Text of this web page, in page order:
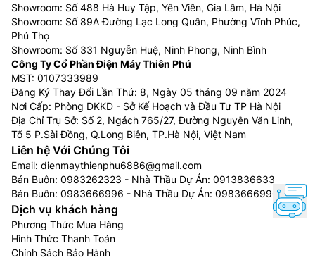
ngựa): Phù hợp với phòng có diện tích 21m2 –
30m2
Điều hòa 24.000 BTU (tương đương 2,5 HP hay
2,5 ngựa):Phù hợp với phòng có diện tích 31m2 –
40m3
Bên cạnh đó, hiện nay điều hòa, máy lạnh không chỉ
dừng lại ở chức năng làm mát hay sưởi ấm thông
thường mà còn có rất nhiều các chế độ thông minh
khác như chế độ gió thổi, chế độ hoạt động êm ái, chế
độ làm khô, hút ẩm không khí, chế độ làm lạnh nhanh,
chế độ đuổi muỗi, chế độ kiểm soát độ ẩm tránh mất
nước cho da, chế độ khử mùi kháng khuẩn, chế độ lọc
bụi… Vì thế, người dùng cũng nên lựa chọn các tính
năng phù hợp, cần thiết nhất, tránh lãng phí.
Showroom: Số 488 Hà Huy Tập, Yên Viên, Gia Lâm, Hà Nội
Showroom: Số 89A Đường Lạc Long Quân, Phường Vĩnh Phúc,
Phú Thọ
Showroom: Số 331 Nguyễn Huệ, Ninh Phong, Ninh Bình
Công Ty Cổ Phần Điện Máy Thiên Phú
MST: 0107333989
Đăng Ký Thay Đổi Lần Thứ: 8, Ngày 05 tháng 09 năm 2024
Nơi Cấp: Phòng DKKD - Sở Kế Hoạch và Đầu Tư TP Hà Nội
Địa Chỉ Trụ Sở: Số 2, Ngách 765/27, Đường Nguyễn Văn Linh,
Tổ 5 P.Sài Đồng, Q.Long Biên, TP.Hà Nội, Việt Nam
Liên hệ Với Chúng Tôi
Email: dienmaythienphu6886@gmail.com
Bán Buôn: 0983262323 - Nhà Thầu Dự Án: 0913836633
Bán Buôn: 0983666996 - Nhà Thầu Dự Án: 0983666996
Dịch vụ khách hàng
Phương Thức Mua Hàng
Hình Thức Thanh Toán
Chính Sách Bảo Hành